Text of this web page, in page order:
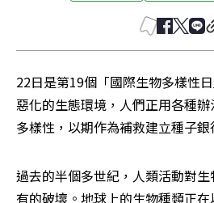
22日是第19個「國際生物多樣性
惡化的生態環境，人們正用各種
多樣性，以期作為補救建立種子銀
過去的半個多世紀，人類活動對
有的破壞。地球上的生物種類正